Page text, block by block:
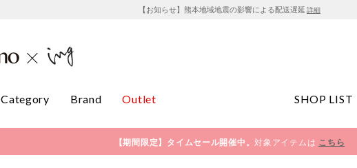
【お知らせ】熊本地域地震の影響による配送遅延 詳細
Category Brand Outlet SHOP LIST
【期間限定】タイムセール開催中。対象アイテムは こちら